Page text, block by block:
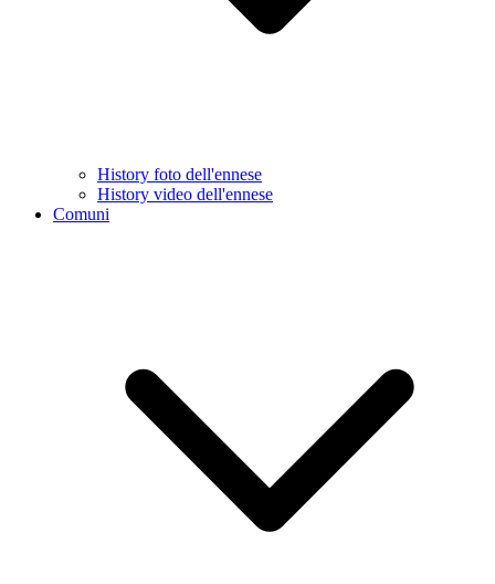
History foto dell'ennese
History video dell'ennese
Comuni